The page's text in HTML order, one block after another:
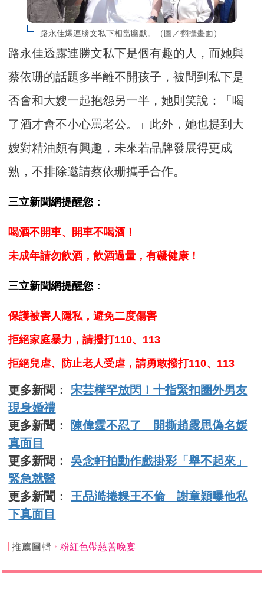
路永佳爆連勝文私下相當幽默。（圖／翻攝畫面）
路永佳透露連勝文私下是個有趣的人，而她與
蔡依珊的話題多半離不開孩子，被問到私下是
否會和大嫂一起抱怨另一半，她則笑說：「喝
了酒才會不小心罵老公。」此外，她也提到大
嫂對精油頗有興趣，未來若品牌發展得更成
熟，不排除邀請蔡依珊攜手合作。
三立新聞網提醒您：
喝酒不開車、開車不喝酒！
未成年請勿飲酒，飲酒過量，有礙健康！
三立新聞網提醒您：
保護被害人隱私，避免二度傷害
拒絕家庭暴力，請撥打110、113
拒絕兒虐、防止老人受虐，請勇敢撥打110、113
更多新聞： 宋芸樺罕放閃！十指緊扣圈外男友
現身婚禮
更多新聞：
陳偉霆不忍了 開撕趙露思偽名媛
真面目
更多新聞：吳念軒拍動作戲掛彩「舉不起來」
緊急就醫
更多新聞： 王品澔捲粿王不倫 謝章穎曝他私
下真面目
推薦圖輯 粉紅色帶慈善晚宴